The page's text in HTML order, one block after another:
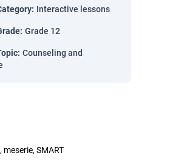
: Interactive lessons
: Grade 12
: Counseling and
SMART